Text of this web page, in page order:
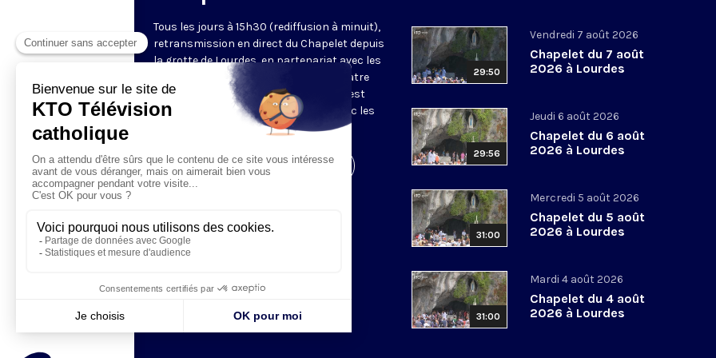
Tous les jours à 15h30 (rediffusion à minuit),
retransmission en direct du Chapelet depuis
la grotte de Lourdes, en partenariat avec les
Sanctuaires. Chaque jour, l'une des quatre
méditations des mystères du Rosaire est
proposée en communion de prière avec les
Visiter la page de l'émission
29:50
Vendredi 7 août 2026
Chapelet du 7 août
2026 à Lourdes
29:56
Jeudi 6 août 2026
Chapelet du 6 août
2026 à Lourdes
31:00
Mercredi 5 août 2026
Chapelet du 5 août
2026 à Lourdes
31:00
Mardi 4 août 2026
Chapelet du 4 août
2026 à Lourdes